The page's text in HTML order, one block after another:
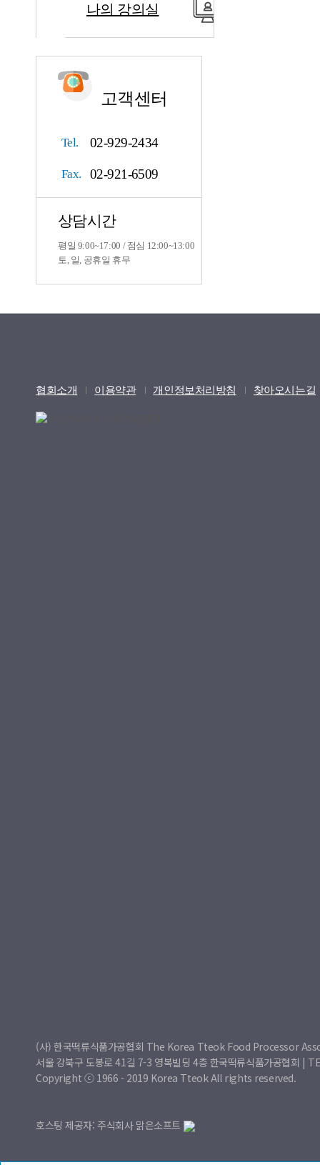
나의 강의실
고객센터
Tel. 02-929-2434
Fax. 02-921-6509
상담시간
평일 9:00~17:00 / 점심 12:00~13:00
토, 일, 공휴일 휴무
협회소개 이용약관 개인정보처리방침 찾아오시는길
(사) 한국떡류식품가공협회 The Korea Tteok Food Processor
서울 강북구 도봉로 41길 7-3 영복빌딩 4층 한국떡류식품가공협회 |
Copyright ⓒ 1966 - 2019 Korea Tteok All rights reserved.
호스팅 제공자: 주식회사 맑은소프트